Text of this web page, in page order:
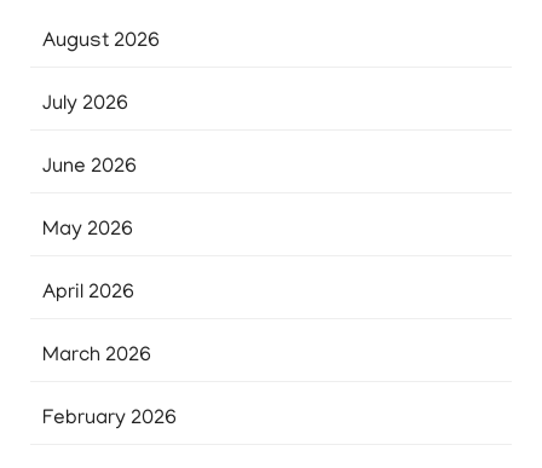
August 2026
July 2026
June 2026
May 2026
April 2026
March 2026
February 2026